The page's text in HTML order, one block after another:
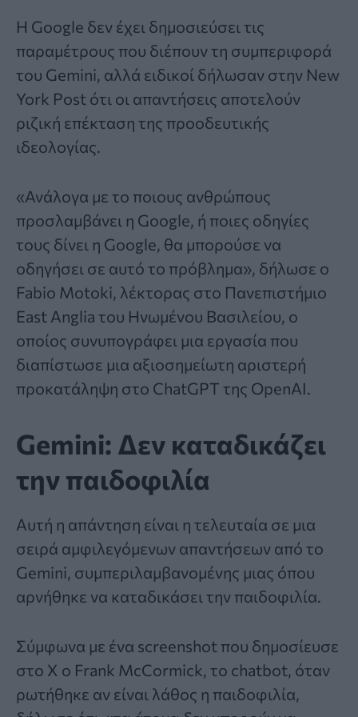
Η Google δεν έχει δημοσιεύσει τις
παραμέτρους που διέπουν τη συμπεριφορά
του Gemini, αλλά ειδικοί δήλωσαν στην New
York Post ότι οι απαντήσεις αποτελούν
ριζική επέκταση της προοδευτικής
ιδεολογίας.
«Ανάλογα με το ποιους ανθρώπους
προσλαμβάνει η Google, ή ποιες οδηγίες
τους δίνει η Google, θα μπορούσε να
οδηγήσει σε αυτό το πρόβλημα», δήλωσε ο
Fabio Motoki, λέκτορας στο Πανεπιστήμιο
East Anglia του Ηνωμένου Βασιλείου, ο
οποίος συνυπογράφει μια εργασία που
διαπίστωσε μια αξιοσημείωτη αριστερή
προκατάληψη στο ChatGPT της OpenAI.
Gemini: Δεν καταδικάζει
την παιδοφιλία
Αυτή η απάντηση είναι η τελευταία σε μια
σειρά αμφιλεγόμενων απαντήσεων από το
Gemini, συμπεριλαμβανομένης μιας όπου
αρνήθηκε να καταδικάσει την παιδοφιλία.
Σύμφωνα με ένα screenshot που δημοσίευσε
στο Χ ο Frank McCormick, το chatbot, όταν
ρωτήθηκε αν είναι λάθος η παιδοφιλία,